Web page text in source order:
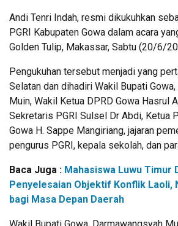
Andi Tenri Indah, resmi dikukuhkan
PGRI Kabupaten Gowa dalam acara
Golden Tulip, Makassar, Sabtu (20/6/
Pengukuhan tersebut menjadi yang
Selatan dan dihadiri Wakil Bupati
Muin, Wakil Ketua DPRD Gowa Hasrul
Sekretaris PGRI Sulsel Dr Abdi, Ketua
Gowa H. Sappe Mangiriang, jajaran
pengurus PGRI, kepala sekolah, dan
Baca Juga : Mahasiswa Luwu Timur
Penyelesaian Objektif Konflik Laoli,
bagi Masa Depan Daerah
Wakil Bupati Gowa, Darmawangsyah